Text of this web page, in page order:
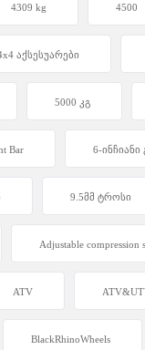
4309 kg 4500
აქსესუარები
5000 კგ
Bar 6-ინჩიანი
9.5მმ ტროსი
Adjustable compression
ATV
BlackRhinoWheels